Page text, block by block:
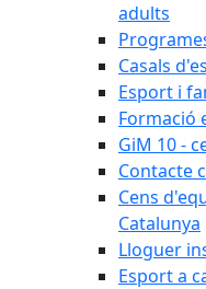
adults
Casals
Esport i
Formació
GiM 10 -
Contacte
Cens
Catalunya
Lloguer
Esport a